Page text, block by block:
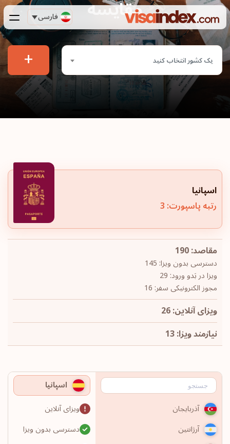
فارسی مقایسه
یک کشور انتخاب کنید +
اسپانیا
رتبه پاسپورت: 3
مقاصد: 190
دسترسی بدون ویزا: 145
ویزا در بَدو ورود: 29
مجوز الکترونیکی سفر: 16
ویزای آنلاین: 26
نیازمند ویزا: 13
اسپانیا
آذربایجان
ویزای آنلاین
آرژانتین
دسترسی بدون ویزا